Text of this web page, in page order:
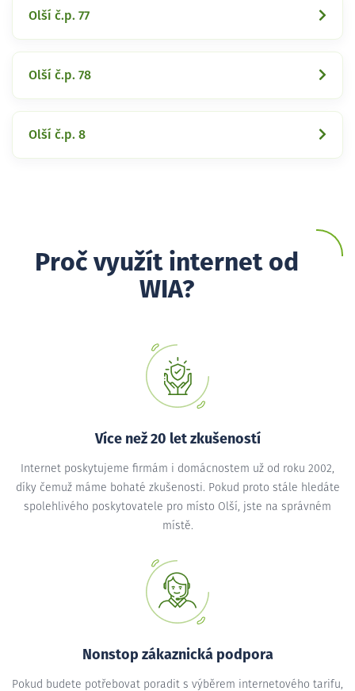
Olší č.p. 77
Olší č.p. 78
Olší č.p. 8
Proč využít internet od
WIA?
Více než 20 let zkušeností
Internet poskytujeme firmám i domácnostem už od roku 2002,
díky čemuž máme bohaté zkušenosti. Pokud proto stále hledáte
spolehlivého poskytovatele pro místo Olší, jste na správném
místě.
Nonstop zákaznická podpora
Pokud budete potřebovat poradit s výběrem internetového tarifu,